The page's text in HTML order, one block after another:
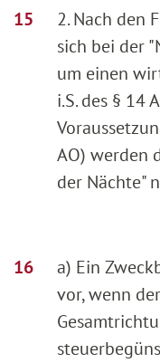
2. Nach den
sich bei der
um einen
i.S. des § 14
AO) werden
der Nächte"
a) Ein
vor, wenn